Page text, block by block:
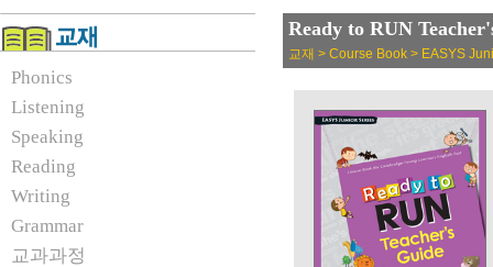
Phonics
Listening
Speaking
Reading
Writing
Grammar
교과과정
Ready to RUN
교재 > Course Book > EASYS